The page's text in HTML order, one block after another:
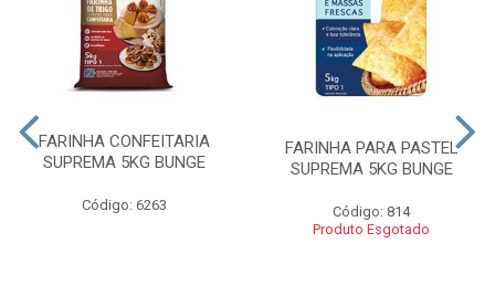
FARINHA CONFEITARIA
SUPREMA 5KG BUNGE
Código: 6263
FARINHA PARA PASTEL
SUPREMA 5KG BUNGE
Código: 814
Produto Esgotado